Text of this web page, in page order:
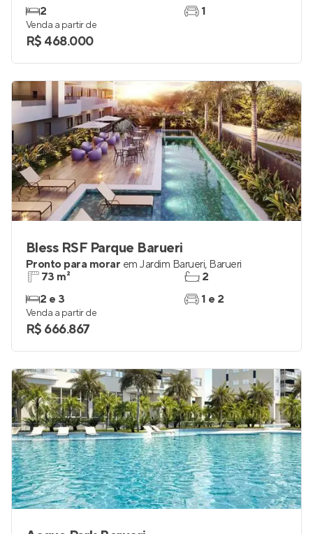
2
1
Venda a partir de
R$ 468.000
Bless RSF Parque Barueri
Pronto para morar em Jardim Barueri, Barueri
73 m²
2 e 3
2
1 e 2
Venda a partir de
R$ 666.867